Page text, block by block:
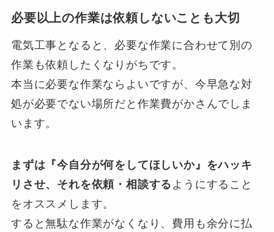
必要以上の作業は依頼しないことも大切
電気工事となると、必要な作業に合わせて別の
作業も依頼したくなりがちです。
本当に必要な作業ならよいですが、今早急な対
処が必要でない場所だと作業費がかさんでしま
います。
まずは『今自分が何をしてほしいか』をハッキ
リさせ、それを依頼・相談する ようにすること
をオススメします。
すると無駄な作業がなくなり、費用も余分に払